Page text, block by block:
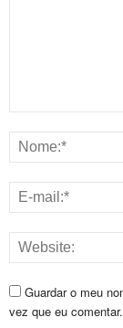
Guardar o meu
vez que eu comentar.